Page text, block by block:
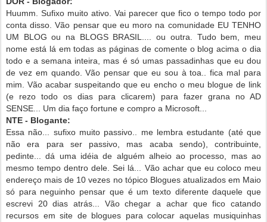
Huumm. Sufixo muito ativo. Vai parecer que fico o tempo todo por
conta disso. Vão pensar que eu moro na comunidade EU TENHO
UM BLOG ou na BLOGS BRASIL.... ou outra. Tudo bem, meu
nome está lá em todas as páginas de comente o blog acima o dia
todo e a semana inteira, mas é só umas passadinhas que eu dou
de vez em quando. Vão pensar que eu sou à toa.. fica mal para
mim. Vão acabar suspeitando que eu encho o meu blogue de link
(e rezo todo os dias para clicarem) para fazer grana no AD
SENSE... Um dia faço fortune e compro a Microsoft...
NTE - Blogante:
Essa não... sufixo muito passivo.. me lembra estudante (até que
não era para ser passivo, mas acaba sendo), contribuinte,
pedinte... dá uma idéia de alguém alheio ao processo, mas ao
mesmo tempo dentro dele. Sei lá... Vão achar que eu coloco meu
endereço mais de 10 vezes no tópico Blogues atualizados em Maio
só para neguinho pensar que é um texto diferente daquele que
escrevi 20 dias atrás... Vão chegar a achar que fico catando
recursos em site de blogues para colocar aquelas musiquinhas